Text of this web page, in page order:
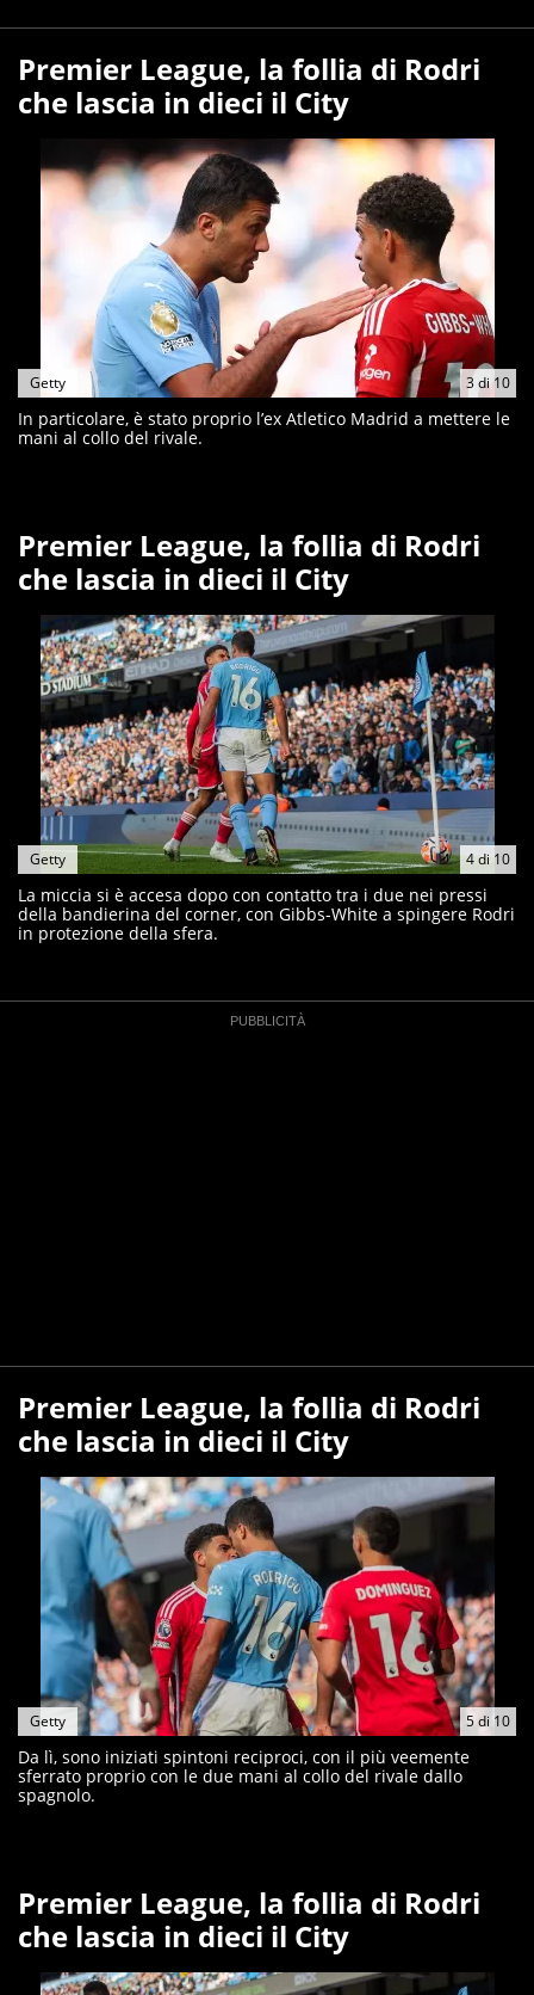
Premier League, la follia di Rodri
che lascia in dieci il City
3di 10
Getty
In particolare, è stato proprio l’ex Atletico Madrid a mettere le
mani al collo del rivale.
Premier League, la follia di Rodri
che lascia in dieci il City
4di10
Getty
La miccia si è accesa dopo con contatto tra i due nei pressi
della bandierina del corner, con Gibbs-White a spingere Rodri
in protezione della sfera.
Premier League, la follia di Rodri
che lascia in dieci il City
5di 10
Getty
Da lì, sono iniziati spintoni reciproci, con il più veemente
sferrato proprio con le due mani al collo del rivale dallo
spagnolo.
Premier League, la follia di Rodri
che lascia in dieci il City